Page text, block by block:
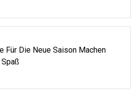
Für Die Neue Saison Machen